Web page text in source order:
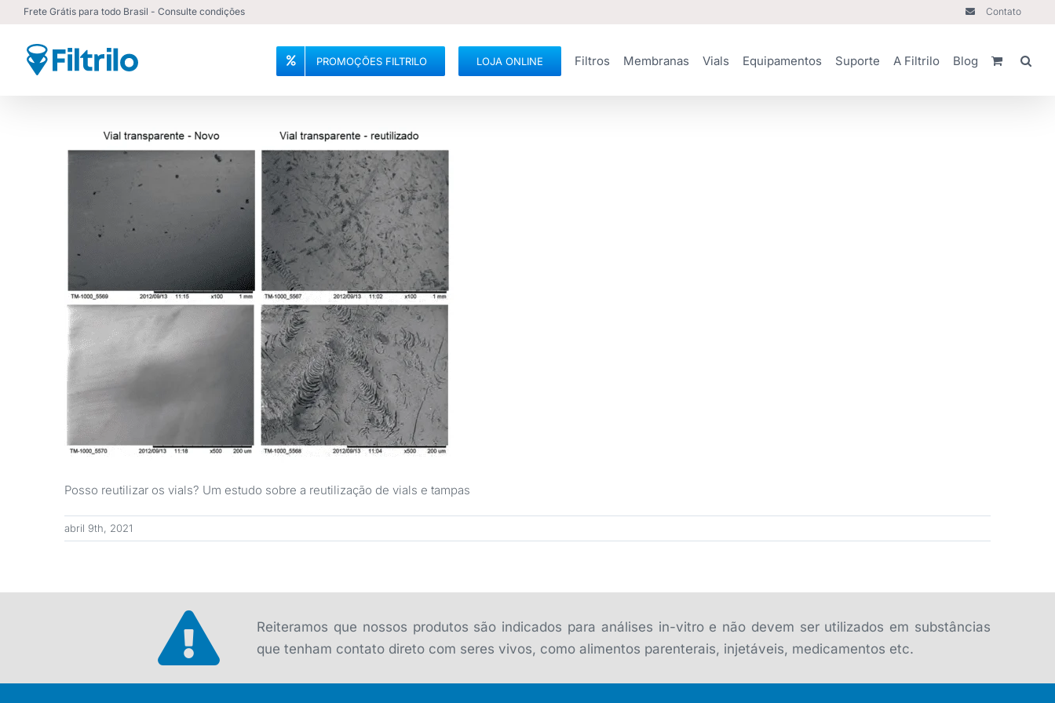
conteúdo
Frete Grátis para todo Brasil - Consulte condições Contato
PROMOÇÕES FILTRILO LOJA ONLINE Filtros Membranas Vials Equipamentos Suporte A Filtrilo Blog
Posso reutilizar os vials? Um estudo sobre a reutilização de vials e tampas
abril 9th, 2021
Reiteramos que nossos produtos são indicados para análises in-vitro e não devem ser utilizados em substâncias
que tenham contato direto com seres vivos, como alimentos parenterais, injetáveis, medicamentos etc.